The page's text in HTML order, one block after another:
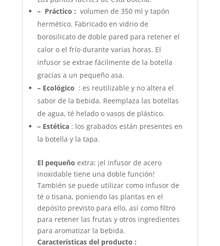
– Práctico : volumen de 350 ml y tapón
hermético. Fabricado en vidrio de
borosilicato de doble pared para retener el
calor o el frío durante varias horas. El
infusor se extrae fácilmente de la botella
gracias a un pequeño asa.
– Ecológico : es reutilizable y no altera el
sabor de la bebida. Reemplaza las botellas
de agua, té helado o vasos de plástico.
– Estética: los grabados están presentes en
la botella y la tapa.
El pequeño extra: ¡el infusor de acero
inoxidable tiene una doble función!
También se puede utilizar como infusor de
té o tisana, poniendo las plantas en el
depósito previsto para ello, así como filtro
para retener las frutas y otros ingredientes
para aromatizar la bebida.
Características del producto :